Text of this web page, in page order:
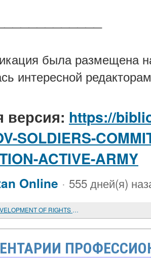
была размещена
интересной
https://
SOLDIERS-
ACTIVE-ARMY
Online · 555 дней(я)
V. M. KURITSYN. DEVELOPMENT OF RIGHTS AND FREEDOMS IN THE SOVIET STATE